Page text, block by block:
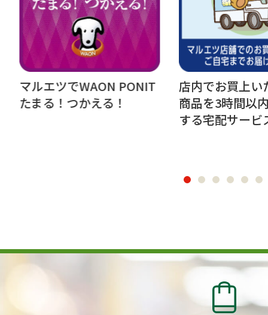
PONIT
る！
店内でお買上いただいた
商品を3時間以内にお届け
マ
て